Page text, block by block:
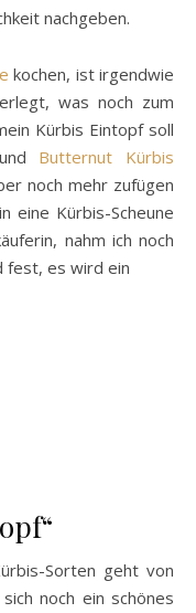
nachgeben.
kochen, ist irgendwie
was noch zum
Kürbis Eintopf soll
Butternut Kürbis
noch mehr zufügen
eine Kürbis-Scheune
nahm ich noch
fest, es wird ein
Sorten geht von
noch ein schönes